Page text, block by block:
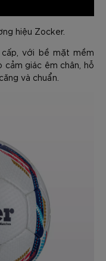
hiệu Zocker.
với bề mặt mềm
giác êm chân, hỗ
và chuẩn.